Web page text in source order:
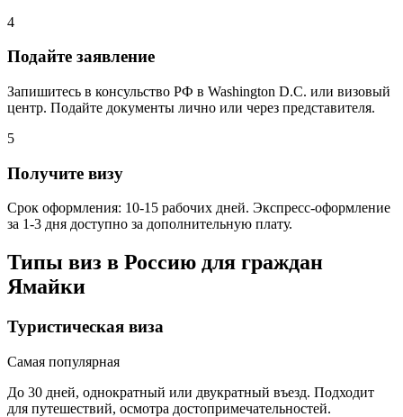
4
Подайте заявление
Запишитесь в консульство РФ в Washington D.C. или визовый
центр. Подайте документы лично или через представителя.
5
Получите визу
Срок оформления: 10-15 рабочих дней. Экспресс-оформление
за 1-3 дня доступно за дополнительную плату.
Типы виз в Россию для граждан
Ямайки
Туристическая виза
Самая популярная
До 30 дней, однократный или двукратный въезд. Подходит
для путешествий, осмотра достопримечательностей.